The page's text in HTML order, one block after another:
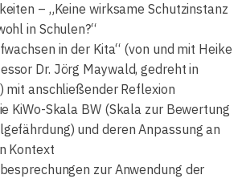
– „Keine wirksame Schutzinstanz
in Schulen?“
in der Kita“ (von und mit Heike
Dr. Jörg Maywald, gedreht in
mit anschließender Reflexion
KiWo-Skala BW (Skala zur Bewertung
und deren Anpassung an
Kontext
zur Anwendung der